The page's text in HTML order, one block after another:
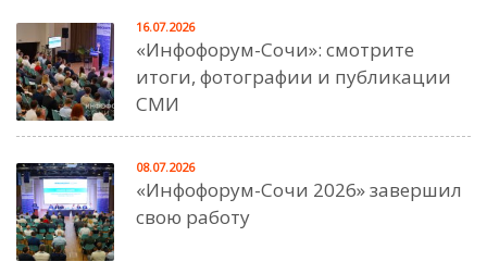
«Инфофорум-Сочи»: смотрите
итоги, фотографии и публикации
СМИ
16.07.2026
«Инфофорум-Сочи 2026» завершил
свою работу
08.07.2026